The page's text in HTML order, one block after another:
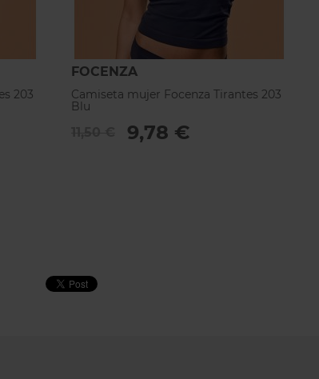
203
FOCENZA
Camiseta mujer Focenza Tirantes 203
Blu
9,78 €